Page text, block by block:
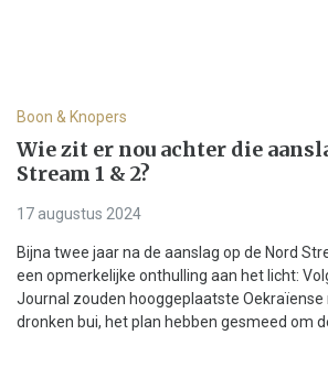
Boon & Knopers
Wie zit er nou achter die
Stream 1 & 2?
17 augustus 2024
Bijna twee jaar na de aanslag op de Nord
een opmerkelijke onthulling aan het licht:
Journal zouden hooggeplaatste Oekraïense
dronken bui, het plan hebben gesmeed om